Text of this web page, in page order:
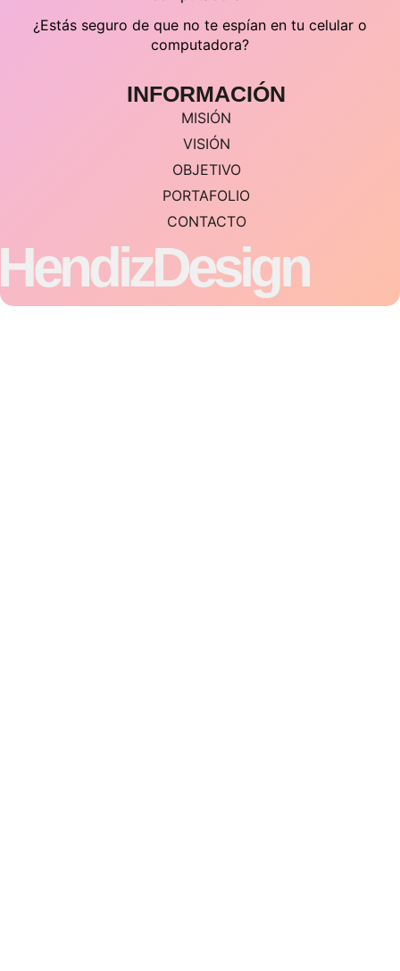
¿Estás seguro de que no te espían en tu celular o
computadora?
INFORMACIÓN
MISIÓN
VISIÓN
OBJETIVO
PORTAFOLIO
CONTACTO